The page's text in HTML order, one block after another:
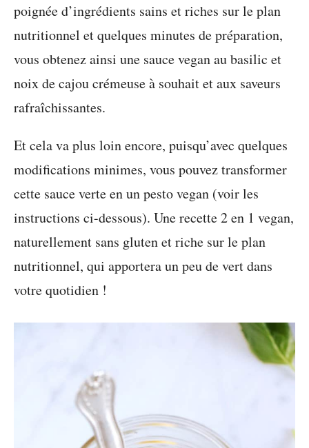
poignée d’ingrédients sains et riches sur le plan
nutritionnel et quelques minutes de préparation,
vous obtenez ainsi une sauce vegan au basilic et
noix de cajou crémeuse à souhait et aux saveurs
rafraîchissantes.
Et cela va plus loin encore, puisqu’avec quelques
modifications minimes, vous pouvez transformer
cette sauce verte en un pesto vegan (voir les
instructions ci-dessous). Une recette 2 en 1 vegan,
naturellement sans gluten et riche sur le plan
nutritionnel, qui apportera un peu de vert dans
votre quotidien !